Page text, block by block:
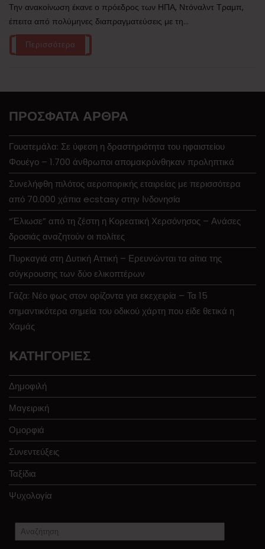
Την ανακοίνωση έκανε ο πρόεδρος των ΗΠΑ, Ντόναλντ Τραμπ,
έπειτα από πολύμηνες διαπραγματεύσεις με τη...
Περισσότερα
ΠΡΌΣΦΑΤΑ ΆΡΘΡΑ
Γουατεμάλα: Σε ύφεση η δραστηριότητα του ηφαιστείου
Φουέγο – 1.700 άνθρωποι απομακρύνθηκαν προληπτικά
Συνελήφθη πιλότος αεροπορικής εταιρείας με περισσότερα
από 70.000 χάπια ecstasy στην Ινδονησία
“Έλιωσε” από τη ζέστη η Κορεατική Χερσόνησος – Ανάσες
δροσιάς αναζητούν οι πολίτες
Πυρκαγιά στη Δυτική Αττική – Ερευνώνται τα αίτια της
σύγκρουσης των δύο ελικοπτέρων
Γάζα: Νέο φως στον ορίζοντα για εκεχειρία – Τα 15
σημαντικότερα σημεία του οδικού χάρτη που είδε θετικά η
Χαμάς
KΑΤΗΓΟΡΊΕΣ
Δημοφιλή
Μαγειρική
Ομορφιά
Συνεντεύξεις
Ταξίδια
Ψυχολογία